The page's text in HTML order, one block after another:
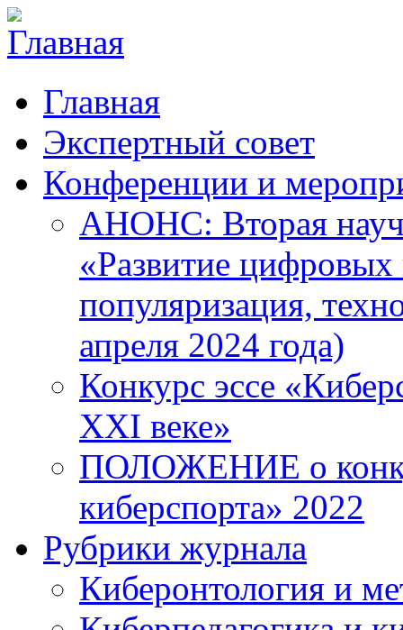
Главная
Экспертный совет
Конференции и
АНОНС: Вторая
«Развитие цифровых
популяризация,
апреля 2024 года)
Конкурс эссе
XXI веке»
ПОЛОЖЕНИЕ о
киберспорта» 2022
Рубрики журнала
Киберонтология и